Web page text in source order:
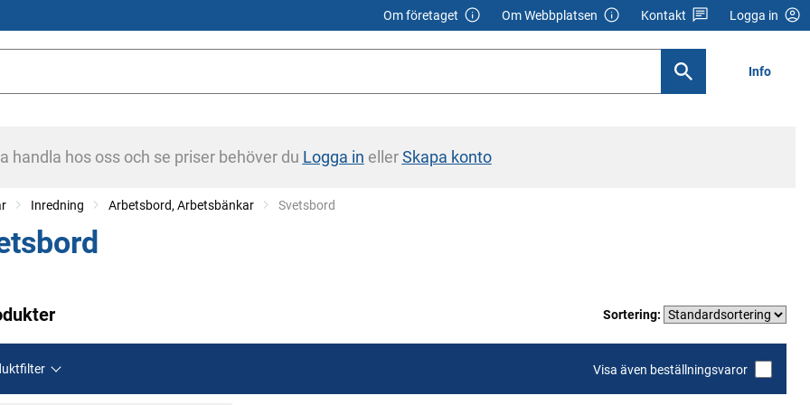
Om företaget Om Webbplatsen Kontakt Logga in
Info
handla hos oss och se priser behöver du Logga in ellerSkapa konto
Inredning Arbetsbord, Arbetsbänkar Current:
Svetsbord
Sortering:
Visa även beställningsvaror